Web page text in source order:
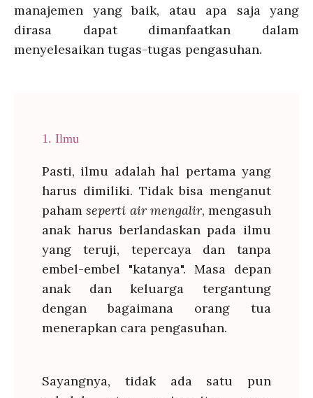
manajemen yang baik, atau apa saja yang
dirasa dapat dimanfaatkan dalam
menyelesaikan tugas-tugas pengasuhan.
1. Ilmu
Pasti, ilmu adalah hal pertama yang
harus dimiliki. Tidak bisa menganut
pahamseperti air mengalir, mengasuh
anak harus berlandaskan pada ilmu
yang teruji, tepercaya dan tanpa
embel-embel "katanya". Masa depan
anak dan keluarga tergantung
dengan bagaimana orang tua
menerapkan cara pengasuhan.
Sayangnya, tidak ada satu pun